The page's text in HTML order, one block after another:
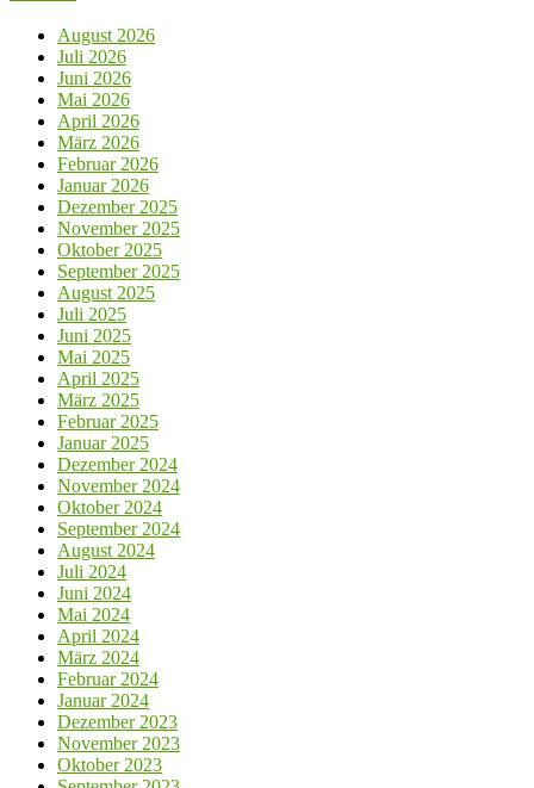
August 2026
Juli 2026
Juni 2026
Mai 2026
April 2026
März 2026
Februar 2026
Januar 2026
Dezember 2025
November 2025
Oktober 2025
September 2025
August 2025
Juli 2025
Juni 2025
Mai 2025
April 2025
März 2025
Februar 2025
Januar 2025
Dezember 2024
November 2024
Oktober 2024
September 2024
August 2024
Juli 2024
Juni 2024
Mai 2024
April 2024
März 2024
Februar 2024
Januar 2024
Dezember 2023
November 2023
Oktober 2023